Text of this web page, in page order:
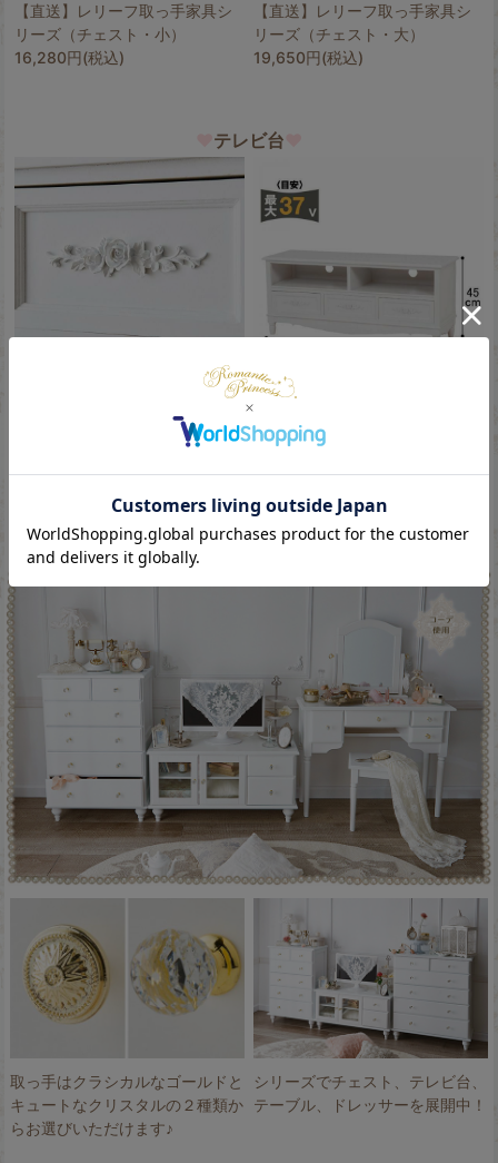
【直送】レリーフ取っ手家具シ
リーズ（チェスト・小）
16,280円(税込)
【直送】レリーフ取っ手家具シ
リーズ（チェスト・大）
19,650円(税込)
テレビ台
【直送】レリーフ取っ手家具シ
リーズ（テレビ台・小）
リーズ（テレビ台・大）
好みに合わせて取っ手が選べる♪人気の家具シリーズ
取っ手はクラシカルなゴールドと
キュートなクリスタルの２種類か
らお選びいただけます♪
シリーズでチェスト、テレビ台、
テーブル、ドレッサーを展開中！